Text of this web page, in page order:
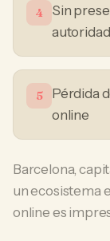
4
Sin
autoridad
5
Pérdida
online
Barcelona,
un ecosistema
online es